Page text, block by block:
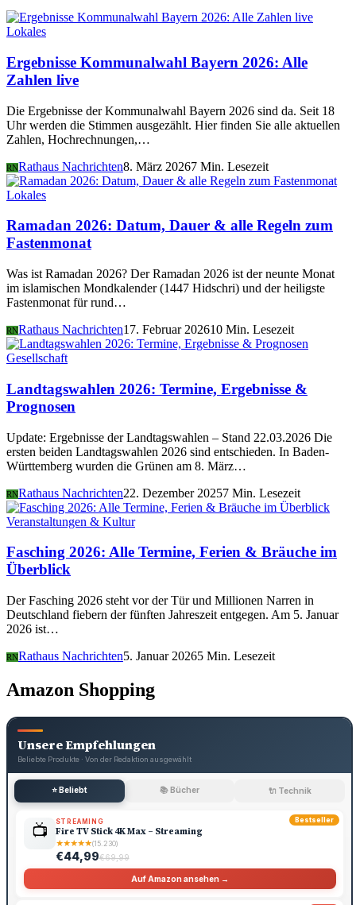
Lokales
Ergebnisse Kommunalwahl Bayern 2026: Alle
Zahlen live
Die Ergebnisse der Kommunalwahl Bayern 2026 sind da. Seit 18
Uhr werden die Stimmen ausgezählt. Hier finden Sie alle aktuellen
Zahlen, Hochrechnungen,…
RNRathaus Nachrichten8. März 20267 Min. Lesezeit
Lokales
Ramadan 2026: Datum, Dauer & alle Regeln zum
Fastenmonat
Was ist Ramadan 2026? Der Ramadan 2026 ist der neunte Monat
im islamischen Mondkalender (1447 Hidschri) und der heiligste
Fastenmonat für rund…
RNRathaus Nachrichten17. Februar 202610 Min. Lesezeit
Gesellschaft
Landtagswahlen 2026: Termine, Ergebnisse &
Prognosen
Update: Ergebnisse der Landtagswahlen – Stand 22.03.2026 Die
ersten beiden Landtagswahlen 2026 sind entschieden. In Baden-
Württemberg wurden die Grünen am 8. März…
RNRathaus Nachrichten22. Dezember 20257 Min. Lesezeit
Veranstaltungen & Kultur
Fasching 2026: Alle Termine, Ferien & Bräuche im
Überblick
Der Fasching 2026 steht vor der Tür und Millionen Narren in
Deutschland fiebern der fünften Jahreszeit entgegen. Am 5. Januar
2026 ist…
RNRathaus Nachrichten5. Januar 20265 Min. Lesezeit
Amazon Shopping
Unsere Empfehlungen
Beliebte Produkte · Von der Redaktion ausgewählt
⭐ Beliebt 📚 Bücher 🔌 Technik
Bestseller
📺 STREAMING
Fire TV Stick 4K Max – Streaming
★★★★★(15.230)
€44,99€69,99
Auf Amazon ansehen →